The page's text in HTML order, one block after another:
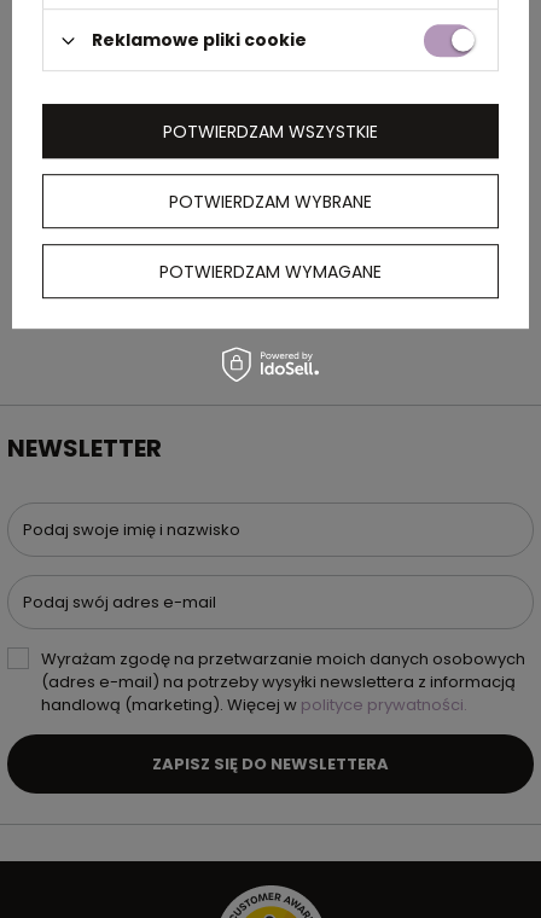
Rozmiar 34 x 0,3 x 42 cm
Torba chłodząca z poliestru 600D, z korkowym
dnem. Pomieści 6 butelek o pojemności 0,5 l.
NEWSLETTER
Podaj swoje imię i nazwisko
Podaj swój adres e-mail
Wyrażam zgodę na przetwarzanie moich danych osobowych
(adres e-mail) na potrzeby wysyłki newslettera z informacją
handlową (marketing). Więcej w polityce prywatności.
ZAPISZ SIĘ DO NEWSLETTERA
Reklamowe pliki cookie
POTWIERDZAM WYBRANE
POTWIERDZAM WYMAGANE
POTWIERDZAM WSZYSTKIE